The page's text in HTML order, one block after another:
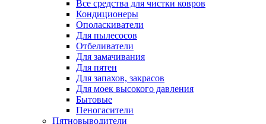
Все средства для чистки ковров
Кондиционеры
Ополаскиватели
Для пылесосов
Отбеливатели
Для замачивания
Для пятен
Для запахов, закрасов
Для моек высокого давления
Бытовые
Пеногасители
Пятновыводители